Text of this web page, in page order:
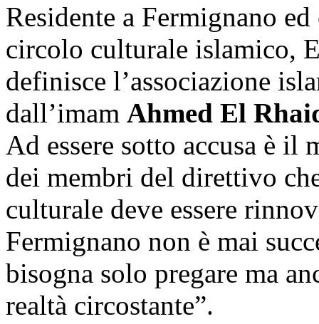
Residente a Fermignano
circolo culturale islamico,
definisce l’associazione
dall’imam Ahmed El
Ad essere sotto accusa è il
dei membri del direttivo
culturale deve essere
Fermignano non è mai
bisogna solo pregare ma
realtà circostante”.